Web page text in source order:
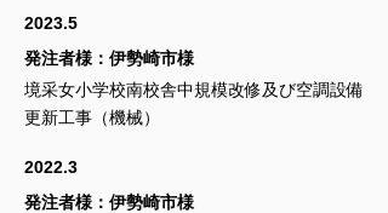
2023.5
発注者様：伊勢崎市様
境采女小学校南校舎中規模改修及び空調設備
更新工事（機械）
2022.3
発注者様：伊勢崎市様